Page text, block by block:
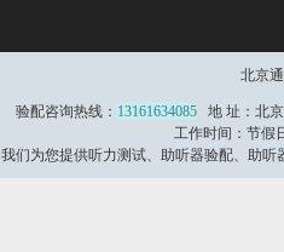
北京
验配咨询热线： 13161634085 地 址：北
工作时间：节假
我们为您提供听力测试、助听器验配、助